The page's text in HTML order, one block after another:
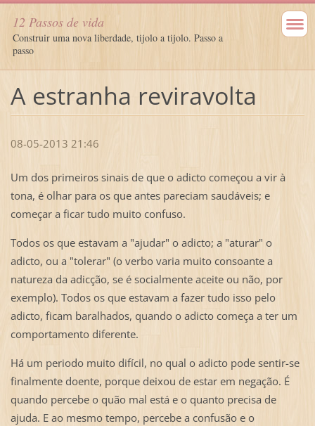
12 Passos de vida
Construir uma nova liberdade, tijolo a tijolo. Passo a
passo
A estranha reviravolta
08-05-2013 21:46
Um dos primeiros sinais de que o adicto começou a vir à
tona, é olhar para os que antes pareciam saudáveis; e
começar a ficar tudo muito confuso.
Todos os que estavam a "ajudar" o adicto; a "aturar" o
adicto, ou a "tolerar" (o verbo varia muito consoante a
natureza da adicção, se é socialmente aceite ou não, por
exemplo). Todos os que estavam a fazer tudo isso pelo
adicto, ficam baralhados, quando o adicto começa a ter um
comportamento diferente.
Há um periodo muito difícil, no qual o adicto pode sentir-se
finalmente doente, porque deixou de estar em negação. É
quando percebe o quão mal está e o quanto precisa de
ajuda. E ao mesmo tempo, percebe a confusão e o